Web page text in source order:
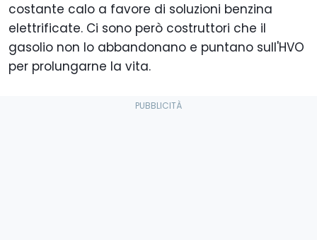
costante calo a favore di soluzioni benzina
elettrificate. Ci sono però costruttori che il
gasolio non lo abbandonano e puntano sull'HVO
per prolungarne la vita.